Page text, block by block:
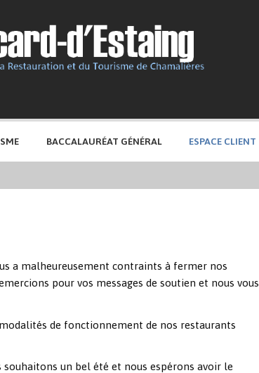
BACCALAURÉAT GÉNÉRAL ESPACE CLIENT
a malheureusement contraints à fermer nos
pour vos messages de soutien et nous vous
de fonctionnement de nos restaurants
un bel été et nous espérons avoir le